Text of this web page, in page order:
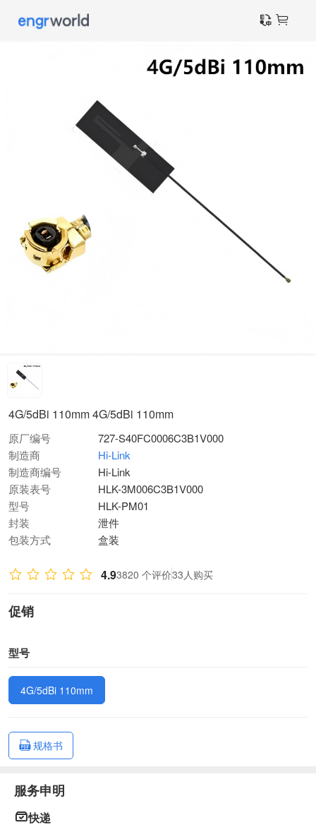
4G/5dBi 110mm 4G/5dBi 110mm
原厂编号
727-S40FC0006C3B1V000
制造商
Hi-Link
制造商编号
Hi-Link
原装表号
HLK-3M006C3B1V000
型号
HLK-PM01
封装
泄件
包装方式
盒装
4.93820 个评价33人购买
促销
型号
4G/5dBi 110mm
规格书
服务申明
快递